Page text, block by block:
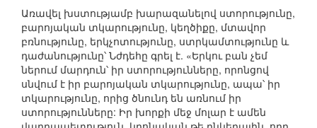
Առավել խստությամբ խարազանելով ստորությունը,
բարոյական տկարությունը, կեղծիքը, մտավոր
բռնությունը, երկչոտությունը, ստրկամտությունը և
դաժանությունը՝ Նժդեհը գրել է. «Երկու բան չեմ
ներում մարդուն՝ իր ստորությունները, որոնցով
սնվում է իր բարոյական տկարությունը, ապա՝ իր
տկարությունը, որից ծնունդ են առնում իր
ստորությունները: Իր խորքի մեջ մոլար է ամեն